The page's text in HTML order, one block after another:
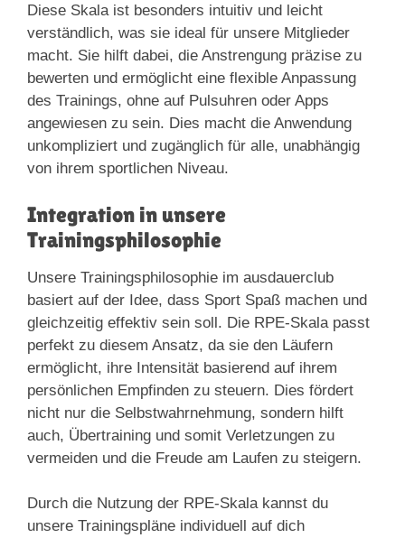
Diese Skala ist besonders intuitiv und leicht
verständlich, was sie ideal für unsere Mitglieder
macht. Sie hilft dabei, die Anstrengung präzise zu
bewerten und ermöglicht eine flexible Anpassung
des Trainings, ohne auf Pulsuhren oder Apps
angewiesen zu sein. Dies macht die Anwendung
unkompliziert und zugänglich für alle, unabhängig
von ihrem sportlichen Niveau.
Integration in unsere
Trainingsphilosophie
Unsere Trainingsphilosophie im ausdauerclub
basiert auf der Idee, dass Sport Spaß machen und
gleichzeitig effektiv sein soll. Die RPE-Skala passt
perfekt zu diesem Ansatz, da sie den Läufern
ermöglicht, ihre Intensität basierend auf ihrem
persönlichen Empfinden zu steuern. Dies fördert
nicht nur die Selbstwahrnehmung, sondern hilft
auch, Übertraining und somit Verletzungen zu
vermeiden und die Freude am Laufen zu steigern.
Durch die Nutzung der RPE-Skala kannst du
unsere Trainingspläne individuell auf dich